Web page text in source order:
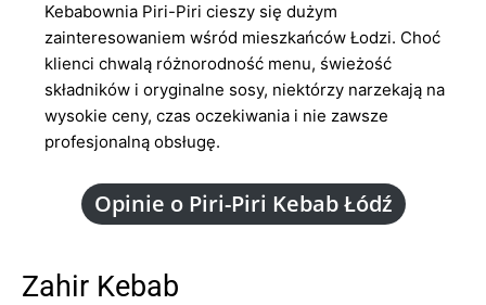
Kebabownia Piri-Piri cieszy się dużym
zainteresowaniem wśród mieszkańców Łodzi. Choć
klienci chwalą różnorodność menu, świeżość
składników i oryginalne sosy, niektórzy narzekają na
wysokie ceny, czas oczekiwania i nie zawsze
profesjonalną obsługę.
Opinie o Piri-Piri Kebab Łódź
Zahir Kebab